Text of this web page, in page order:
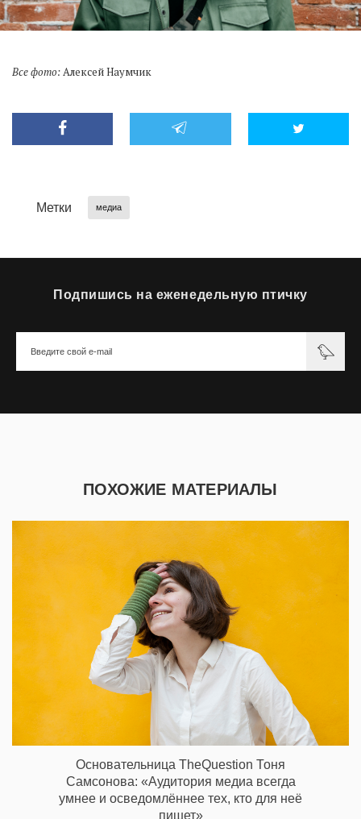
Все фото:Алексей Наумчик
Метки медиа
Подпишись на еженедельную птичку
ПОХОЖИЕ МАТЕРИАЛЫ
Основательница TheQuestion Тоня
Самсонова: «Аудитория медиа всегда
умнее и осведомлённее тех, кто для неё
пишет»